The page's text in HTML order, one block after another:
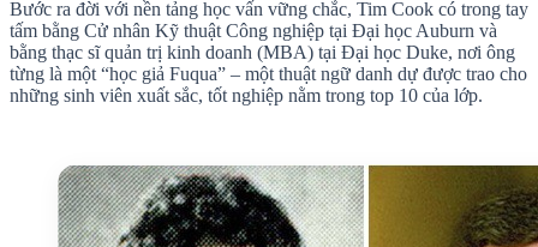
Bước ra đời với nền tảng học vấn vững chắc, Tim Cook có trong tay
tấm bằng Cử nhân Kỹ thuật Công nghiệp tại Đại học Auburn và
bằng thạc sĩ quản trị kinh doanh (MBA) tại Đại học Duke, nơi ông
từng là một “học giả Fuqua” – một thuật ngữ danh dự được trao cho
những sinh viên xuất sắc, tốt nghiệp nằm trong top 10 của lớp.